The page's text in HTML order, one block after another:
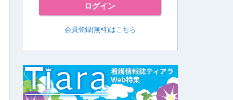
ログイン
会員登録(無料)はこちら